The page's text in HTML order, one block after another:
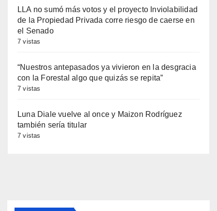
LLA no sumó más votos y el proyecto Inviolabilidad
de la Propiedad Privada corre riesgo de caerse en
el Senado
7 vistas
“Nuestros antepasados ya vivieron en la desgracia
con la Forestal algo que quizás se repita”
7 vistas
Luna Diale vuelve al once y Maizon Rodríguez
también sería titular
7 vistas